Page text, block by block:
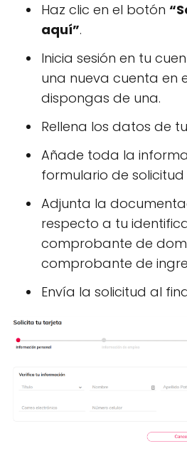
Haz clic en el botón
aquí”.
Inicia sesión en tu
una nueva cuenta en
dispongas de una.
Rellena los datos de
Añade toda la
formulario de
Adjunta la
respecto a tu
comprobante de
comprobante de
Envía la solicitud al